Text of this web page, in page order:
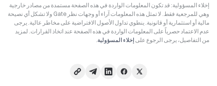
إخلاء المسؤولية: قد تكون المعلومات الواردة في هذه الصفحة مستمدة من مصادر خارجية
وهي للمرجعية فقط. لا تمثل هذه المعلومات آراء أو وجهات نظر Gate ولا تشكل أي نصيحة
مالية أو استثمارية أو قانونية. ينطوي تداول الأصول الافتراضية على مخاطر عالية. يرجى
عدم الاعتماد حصرياً على المعلومات الواردة في هذه الصفحة عند اتخاذ القرارات. لمزيد
من التفاصيل، يرجى الرجوع على إخلاء المسؤولية.